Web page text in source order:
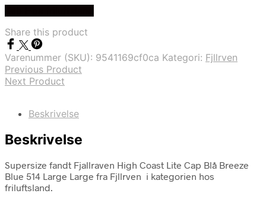
Share this product
Varenummer (SKU): 9541169cf0ca Kategori: Fjllrven
Previous Product
Next Product
Beskrivelse
Beskrivelse
Supersize fandt Fjallraven High Coast Lite Cap Blå Breeze
Blue 514 Large Large fra Fjllrven i kategorien hos
friluftsland.